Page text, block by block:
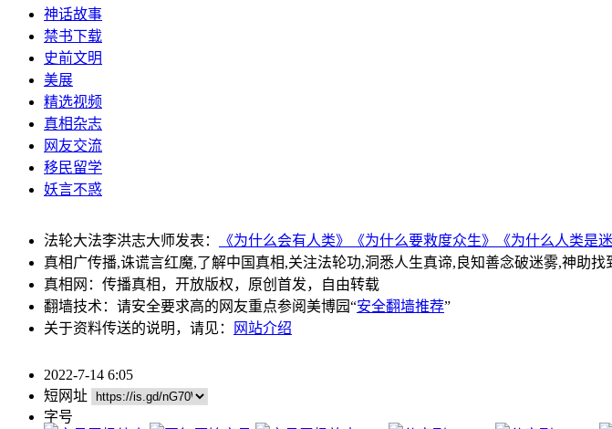
神话故事
禁书下载
史前文明
美展
精选视频
真相杂志
网友交流
移民留学
妖言不惑
法轮大法李洪志大师发表： 《为什么会有人类》 《为什么要救度众生》
《为什么人类是
真相广传播,诛谎言红魔,了解中国真相,关注法轮功,洞悉人生真谛,良知善念破迷雾,神助找
真相网：传播真相，开放版权，原创首发，自由转载
翻墙技术：请安全要求高的网友重点参阅美博园“安全翻墙推荐”
关于资料传送的说明，请见：
网站介绍
2022-7-14 6:05
短网址
字号